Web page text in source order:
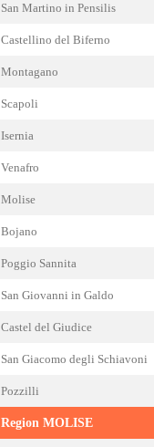
San Martino in Pensilis
Castellino del Biferno
Montagano
Scapoli
Isernia
Venafro
Molise
Bojano
Poggio Sannita
San Giovanni in Galdo
Castel del Giudice
San Giacomo degli Schiavoni
Pozzilli
Region MOLISE